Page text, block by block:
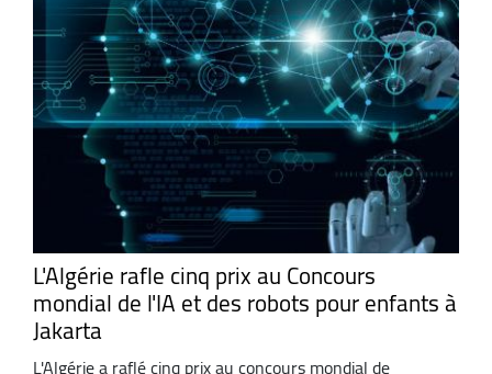
L'Algérie rafle cinq prix au Concours
mondial de l'IA et des robots pour enfants à
Jakarta
L'Algérie a raflé cinq prix au concours mondial de